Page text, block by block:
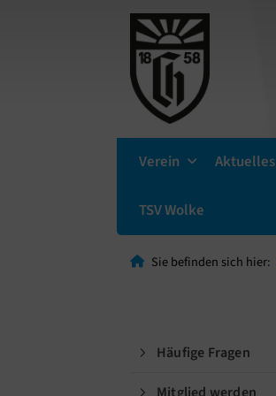
Verein Aktuelles
TSV Wolke
Sie befinden sich hier:
Häufige Fragen